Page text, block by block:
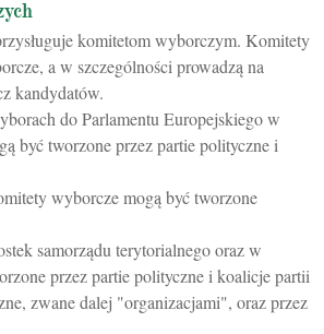
komitetom wyborczym. Komitety
a w szczególności prowadzą na
kandydatów.
do Parlamentu Europejskiego w
być tworzone przez partie polityczne i
wyborcze mogą być tworzone
samorządu terytorialnego oraz w
przez partie polityczne i koalicje partii
zwane dalej "organizacjami", oraz przez